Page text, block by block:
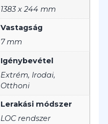
1383 x 244 mm
Vastagság
7 mm
Igénybevétel
Extrém, Irodai,
Otthoni
Lerakási módszer
LOC rendszer